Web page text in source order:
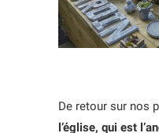
De retour sur nos
l’église, qui est